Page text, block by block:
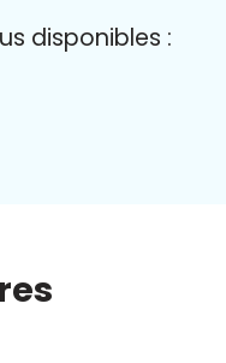
disponibles :